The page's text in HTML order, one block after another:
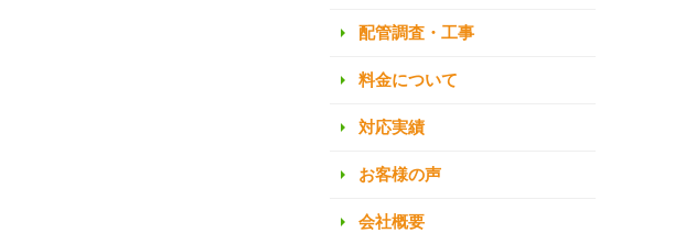
配管調査・工事
料金について
対応実績
お客様の声
会社概要